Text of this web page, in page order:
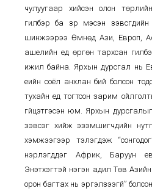
чулуугаар хийсэн олон төрлийн
гилбэр ба үзүүр мэсэн
шинжээрээ Өмнөд Ази, Европ,
ашелийн үед өргөн тархсан гилбэр
ижил байна. Ярхын дурсгал нь
үеийн соёл анхлан бий болсон
тухайн үед тогтсон зарим
гүйцэтгэсэн юм. Ярхын
зэвсэг хийж эзэмшигчдийн
хэмжээгээр тэлэгдэж
нэрлэгддэг Африк, Баруун
Энэтхэгтэй нэгэн адил Төв Азийн
орон багтах нь эргэлзээгүй”